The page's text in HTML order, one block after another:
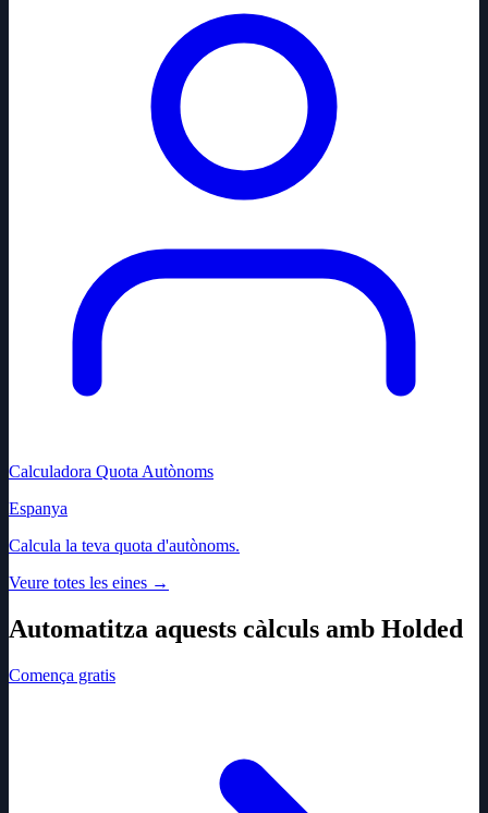
Calculadora Quota Autònoms
Espanya
Calcula la teva quota d'autònoms.
Veure totes les eines →
Automatitza aquests càlculs amb Holded
Comença gratis